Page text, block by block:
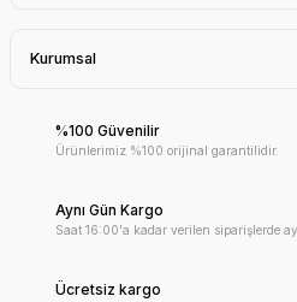
Kurumsal
%100 Güvenilir
Ürünlerimiz %100 orijinal garantilidir.
Aynı Gün Kargo
Saat 16:00'a kadar verilen siparişlerde
Ücretsiz kargo